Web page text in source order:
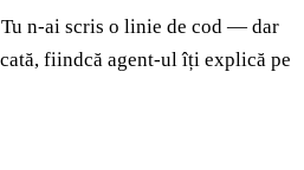
n-ai scris o linie de cod — dar
fiindcă agent-ul îți explică pe